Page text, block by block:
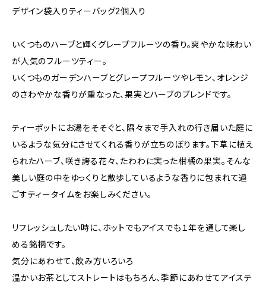
デザイン袋入りティーバッグ2個入り
いくつものハーブと輝くグレープフルーツの香り。爽やかな味わい
が人気のフルーツティー。
いくつものガーデンハーブとグレープフルーツやレモン、オレンジ
のさわやかな香りが重なった、果実とハーブのブレンドです。
ティーポットにお湯をそそぐと、隅々まで手入れの行き届いた庭に
いるような気分にさせてくれる香りが立ちのぼります。下草に植え
られたハーブ、咲き誇る花々、たわわに実った柑橘の果実。そんな
美しい庭の中をゆっくりと散歩しているような香りに包まれて過
ごすティータイムをお楽しみください。
リフレッシュしたい時に、ホットでもアイスでも１年を通して楽し
める銘柄です。
気分にあわせて、飲み方いろいろ
温かいお茶としてストレートはもちろん、季節にあわせてアイステ